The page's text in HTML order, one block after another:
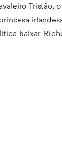
Tristão,
baixar.